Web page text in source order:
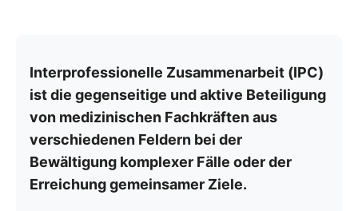
Interprofessionelle Zusammenarbeit (IPC)
ist die gegenseitige und aktive Beteiligung
von medizinischen Fachkräften aus
verschiedenen Feldern bei der
Bewältigung komplexer Fälle oder der
Erreichung gemeinsamer Ziele.